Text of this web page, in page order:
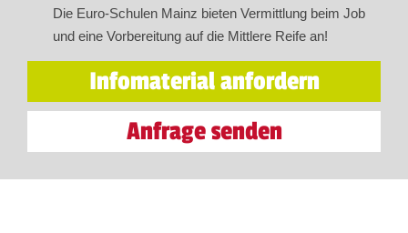
Die Euro-Schulen Mainz bieten Vermittlung beim Job
und eine Vorbereitung auf die Mittlere Reife an!
Infomaterial anfordern
Anfrage senden